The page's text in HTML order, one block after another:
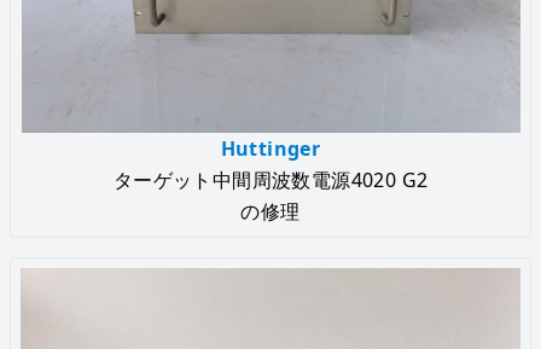
Huttinger
ターゲット中間周波数電源4020 G2
の修理